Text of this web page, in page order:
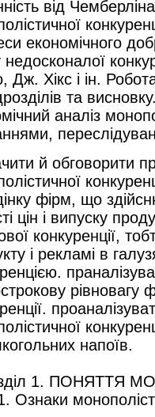
від
економічного
недосконалої
Дж. Хікс і ін.
та
аналіз
й обговорити
фірм, що
цін і випуску
конкуренції,
і рекламі в
рівновагу
напоїв.
1. ПОНЯТТЯ